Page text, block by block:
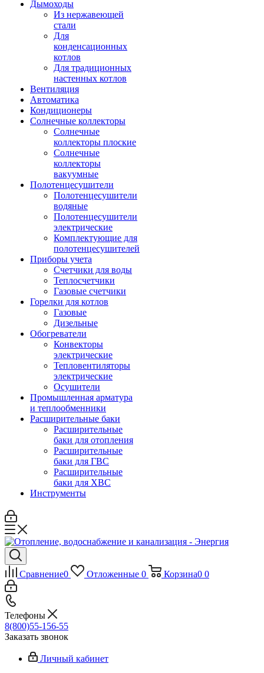
Дымоходы
Из нержавеющей
стали
Для
конденсационных
котлов
Для традиционных
настенных котлов
Вентиляция
Автоматика
Кондиционеры
Солнечные коллекторы
Солнечные
коллекторы плоские
Солнечные
коллекторы
вакуумные
Полотенцесушители
Полотенцесушители
водяные
Полотенцесушители
электрические
Комплектующие для
полотенцесушителей
Приборы учета
Счетчики для воды
Теплосчетчики
Газовые счетчики
Горелки для котлов
Газовые
Дизельные
Обогреватели
Конвекторы
электрические
Тепловентиляторы
электрические
Осушители
Промышленная арматура
и теплообменники
Расширительные баки
Расширительные
баки для отопления
Расширительные
баки для ГВС
Расширительные
баки для ХВС
Инструменты
Сравнение0 Отложенные 0 Корзина0 0
Телефоны
8(800)55-156-55
Заказать звонок
Личный кабинет